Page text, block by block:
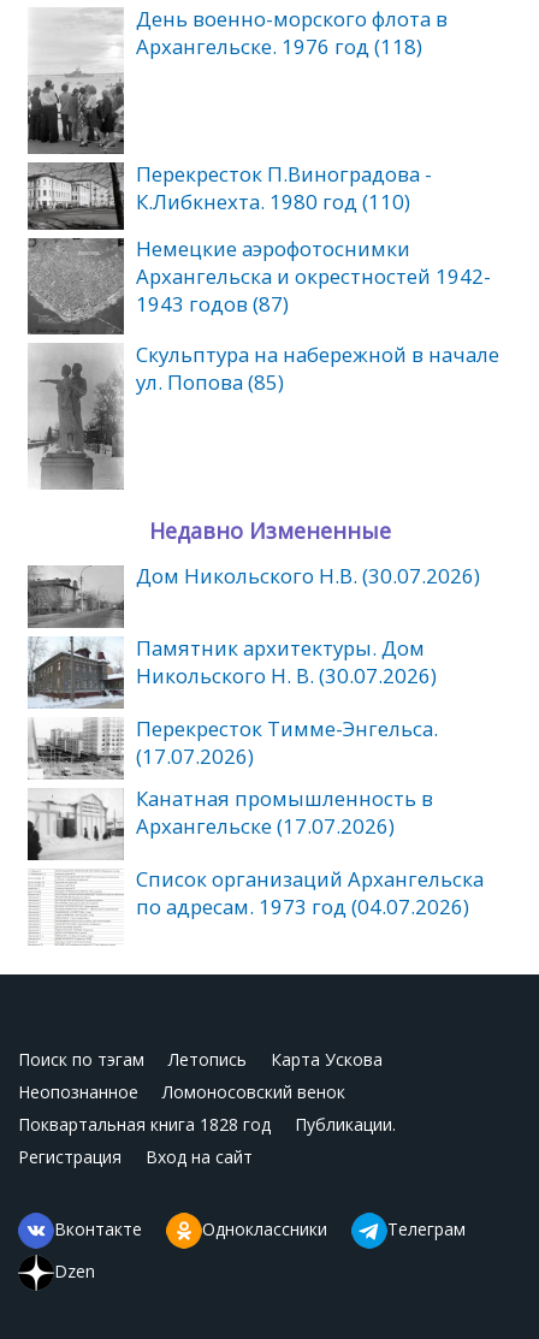
День военно-морского флота в
Архангельске. 1976 год (118)
Перекресток П.Виноградова -
К.Либкнехта. 1980 год (110)
Немецкие аэрофотоснимки
Архангельска и окрестностей 1942-
1943 годов (87)
Скульптура на набережной в начале
ул. Попова (85)
Недавно Измененные
Дом Никольского Н.В. (30.07.2026)
Памятник архитектуры. Дом
Никольского Н. В. (30.07.2026)
Перекресток Тимме-Энгельса.
(17.07.2026)
Канатная промышленность в
Архангельске (17.07.2026)
Список организаций Архангельска
по адресам. 1973 год (04.07.2026)
Поиск по тэгам Летопись
Карта Ускова
Неопознанное
Ломоносовский венок
Поквартальная книга 1828 год
Публикации.
Регистрация
Вход на сайт
Вконтакте Одноклассники
Телеграм
Dzen